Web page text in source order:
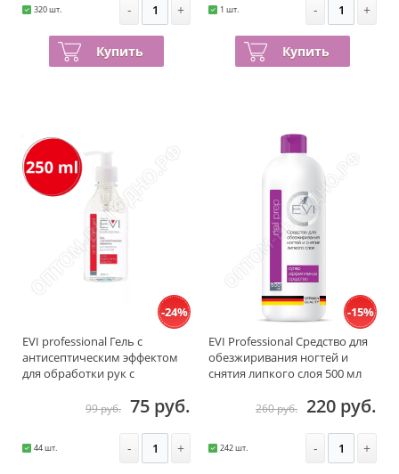
320 шт. - +
Купить
1 шт. - +
Купить
-24%
EVI professional Гель с
антисептическим эффектом
для обработки рук с
99 руб. 75 руб.
44 шт. - +
-15%
EVI Professional Средство для
обезжиривания ногтей и
снятия липкого слоя 500 мл
260 руб. 220 руб.
242 шт. - +